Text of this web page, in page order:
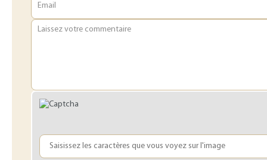
Email
Laissez votre commentaire